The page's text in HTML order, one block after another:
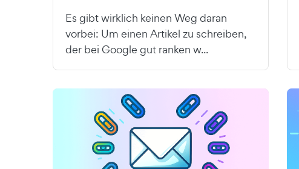
Es gibt wirklich keinen Weg daran
vorbei: Um einen Artikel zu schreiben,
der bei Google gut ranken w...